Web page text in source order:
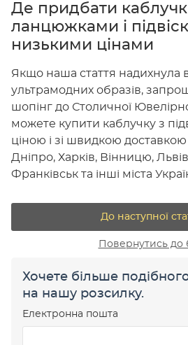
Де придбати
ланцюжками і
низькими цінами
Якщо наша стаття надихнула
ультрамодних образів,
шопінг до Столичної
можете купити каблучку з
ціною і зі швидкою
Дніпро, Харків, Вінницю,
Франківськ та інші міста
До наступної
Повернутись до
Хочете більше
на нашу розсилку.
Електронна пошта